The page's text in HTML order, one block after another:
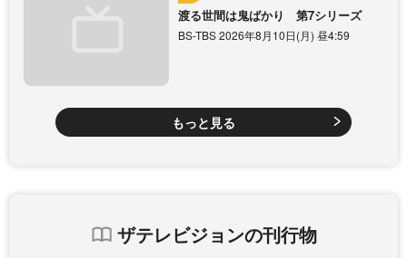
渡る世間は鬼ばかり 第7シリーズ
BS-TBS 2026年8月10日(月) 昼4:59
もっと見る
ザテレビジョンの刊行物